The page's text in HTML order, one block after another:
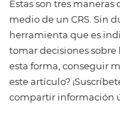
decisiones y
3.